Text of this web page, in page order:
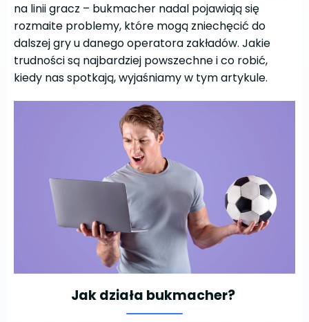
na linii gracz – bukmacher nadal pojawiają się
rozmaite problemy, które mogą zniechęcić do
dalszej gry u danego operatora zakładów. Jakie
trudności są najbardziej powszechne i co robić,
kiedy nas spotkają, wyjaśniamy w tym artykule.
Jak działa bukmacher?